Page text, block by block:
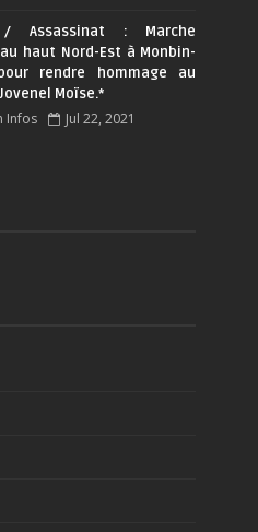
/ Assassinat : Marche
haut Nord-Est à Monbin-
rendre hommage au
Moïse.*
Infos Jul 22, 2021